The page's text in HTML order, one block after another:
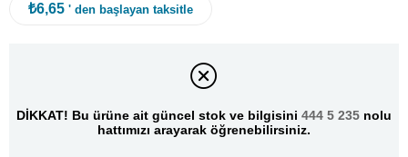
₺6,65 ' den başlayan taksitle
DİKKAT! Bu ürüne ait güncel stok ve bilgisini 444 5 235 nolu
hattımızı arayarak öğrenebilirsiniz.